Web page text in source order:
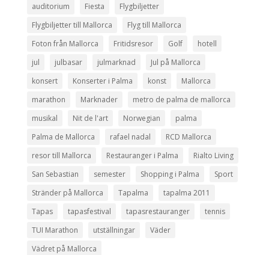
auditorium Fiesta
Flygbiljetter
Flygbiljetter till Mallorca
Flyg till Mallorca
Foton från Mallorca
Fritidsresor Golf
hotell
jul
julbasar julmarknad
Jul på Mallorca
konsert
Konserter i Palma konst
Mallorca
marathon
Marknader
metro de palma de mallorca
musikal
Nit de l'art Norwegian
palma
Palma de Mallorca
rafael nadal
RCD Mallorca
resor till Mallorca
Restauranger i Palma
Rialto Living
San Sebastian
semester Shopping i Palma
Sport
Stränder på Mallorca
Tapalma
tapalma 2011
Tapas
tapasfestival tapasrestauranger
tennis
TUI Marathon
utställningar
Väder
Vädret på Mallorca